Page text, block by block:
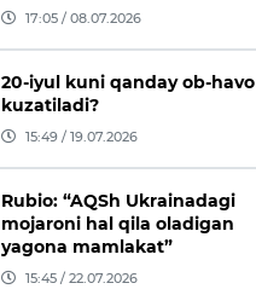
17:05 / 08.07.2026
20-iyul kuni qanday ob-havo
kuzatiladi?
15:49 / 19.07.2026
Rubio: “AQSh Ukrainadagi
mojaroni hal qila oladigan
yagona mamlakat”
15:45 / 22.07.2026